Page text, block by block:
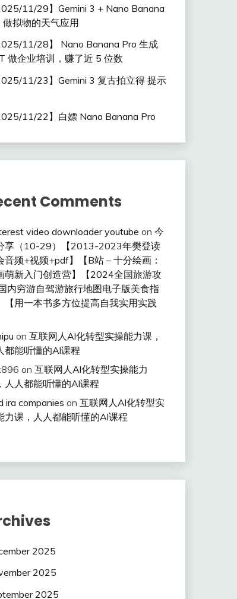
11/29】Gemini 3 + Nano Banana
做拟物的天气应用
11/28】 Nano Banana Pro 生成
做企业培训，赚了近 5 位数
11/23】Gemini 3 复古拍立得 提示
11/22】白嫖 Nano Banana Pro
Comments
video downloader youtube on 今
享（10-29）【2013-2023年樊登读
音频+视频+pdf】【B站 – 十分绘画：
萌新入门创造营】【2024全国旅游攻
内穷游自驾游旅行地图电子版美食指
【用一本书多方位提高自我实用实践
on 互联网人Al化转型实操能力课，
都能听懂的Al课程
on 互联网人Al化转型实操能力
人人都能听懂的Al课程
ira companies on 互联网人Al化转型实
力课，人人都能听懂的Al课程
2025
2025
2025